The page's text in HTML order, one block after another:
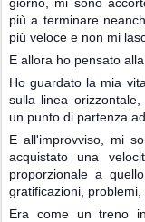
più a terminare
più veloce e non mi
E allora ho pensato alla
Ho guardato la mia
sulla linea
un punto di partenza
E all'improvviso, mi
acquistato una
proporzionale a
gratificazioni,
Era come un treno